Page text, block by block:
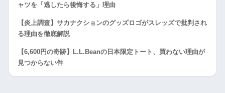
ャツを「逃したら後悔する」理由
【炎上調査】サカナクションのグッズロゴがスレッズで批判され
る理由を徹底解説
【6,600円の奇跡】L.L.Beanの日本限定トート、買わない理由が
見つからない件